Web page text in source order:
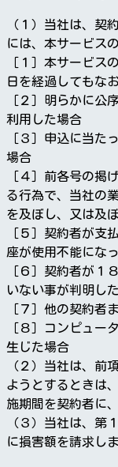
（１）当社は、契
には、本サービス
［１］本サービス
日を経過してもな
［２］明らかに公
利用した場合
［３］申込に当た
場合
［４］前各号の掲
る行為で、当社の
を及ぼし、又は及
［５］契約者が支
座が使用不能にな
［６］契約者が１
いない事が判明し
［７］他の契約者
［８］コンピュー
生じた場合
（２）当社は、前
ようとするときは
施期間を契約者に
（３）当社は、第
に損害額を請求しま